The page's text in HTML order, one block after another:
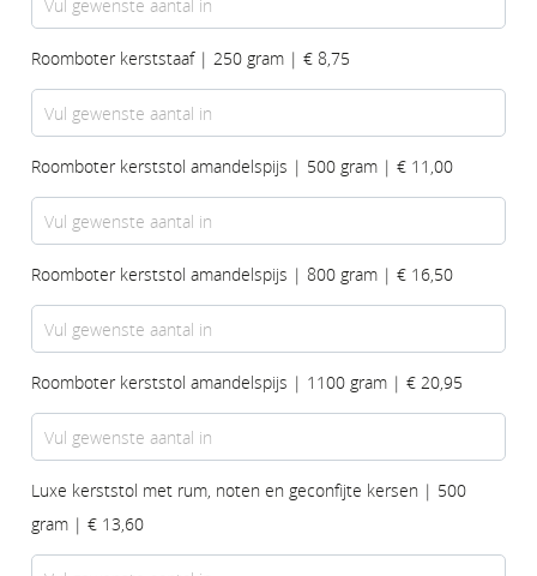
Roomboter kerststaaf | 250 gram | € 8,75
Roomboter kerststol amandelspijs | 500 gram | € 11,00
Roomboter kerststol amandelspijs | 800 gram | € 16,50
Roomboter kerststol amandelspijs | 1100 gram | € 20,95
Luxe kerststol met rum, noten en geconfijte kersen | 500
gram | € 13,60